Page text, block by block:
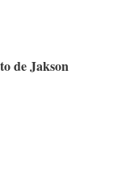
de Jakson